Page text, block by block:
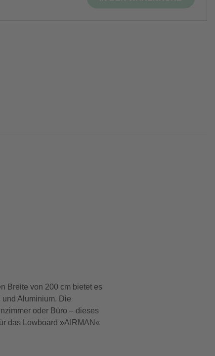
Breite von 200 cm bietet es
Aluminium. Die
oder Büro – dieses
das Lowboard »AIRMAN«